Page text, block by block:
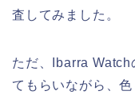
査してみました。
ただ、Ibarra Watch
てもらいながら、